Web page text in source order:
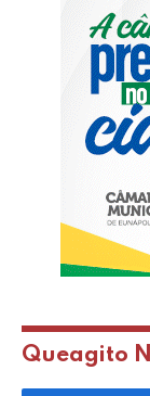
Queagito